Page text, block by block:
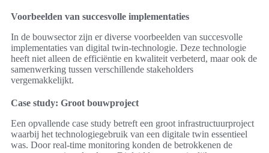
Voorbeelden van succesvolle implementaties
In de bouwsector zijn er diverse voorbeelden van succesvolle
implementaties van digital twin-technologie. Deze technologie
heeft niet alleen de efficiëntie en kwaliteit verbeterd, maar ook de
samenwerking tussen verschillende stakeholders
vergemakkelijkt.
Case study: Groot bouwproject
Een opvallende case study betreft een groot infrastructuurproject
waarbij het technologiegebruik van een digitale twin essentieel
was. Door real-time monitoring konden de betrokkenen de